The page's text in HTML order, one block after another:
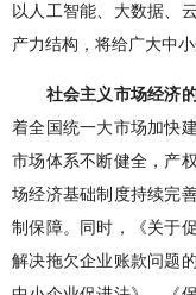
以人工智能、大数据、
产力结构，将给广大中
社会主义市场经济
着全国统一大市场加快
市场体系不断健全，产
场经济基础制度持续完
制保障。同时，《关于
解决拖欠企业账款问题